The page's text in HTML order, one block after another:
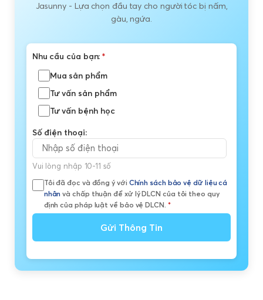
Jasunny - Lựa chọn đầu tay cho người tóc bị nấm,
gàu, ngứa.
Nhu cầu của bạn:*
Mua sản phẩm
Tư vấn sản phẩm
Tư vấn bệnh học
Số điện thoại:
Vui lòng nhập 10-11 số
Tôi đã đọc và đồng ý với Chính sách bảo vệ dữ liệu cá
nhân và chấp thuận để xử lý DLCN của tôi theo quy
định của pháp luật về bảo vệ DLCN. *
Gửi Thông Tin